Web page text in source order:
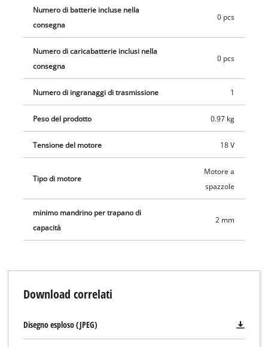
Numero di batterie incluse nella
consegna
0 pcs
Numero di caricabatterie inclusi nella
consegna
0 pcs
Numero di ingranaggi di trasmissione 1
Peso del prodotto 0.97 kg
Tensione del motore 18 V
Tipo di motore
Motore a
spazzole
minimo mandrino per trapano di
capacità
2 mm
Download correlati
Disegno esploso (JPEG)